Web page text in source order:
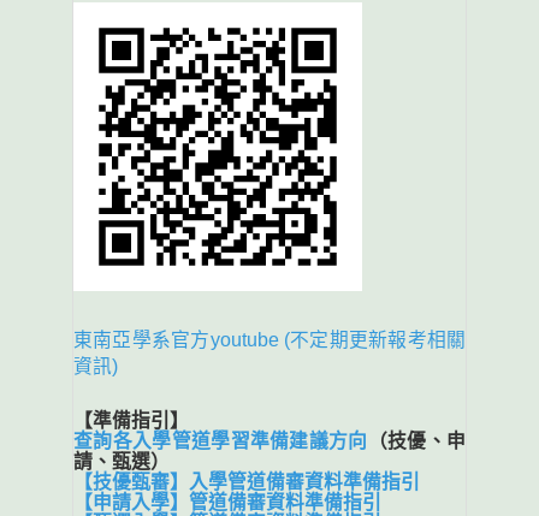
東南亞學系官方youtube (不定期更新報考相關
資訊)
【準備指引】
查詢各入學管道學習準備建議方向
（技優、申
請、甄選）
【技優甄審】入學管道備審資料準備指引
【申請入學】管道備審資料準備指引